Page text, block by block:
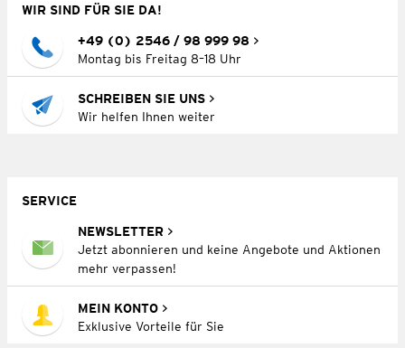
WIR SIND FÜR SIE DA!
+49 (0) 2546 / 98 999 98
Montag bis Freitag 8–18 Uhr
SCHREIBEN SIE UNS
Wir helfen Ihnen weiter
SERVICE
NEWSLETTER
Jetzt abonnieren und keine Angebote und Aktionen
mehr verpassen!
MEIN KONTO
Exklusive Vorteile für Sie